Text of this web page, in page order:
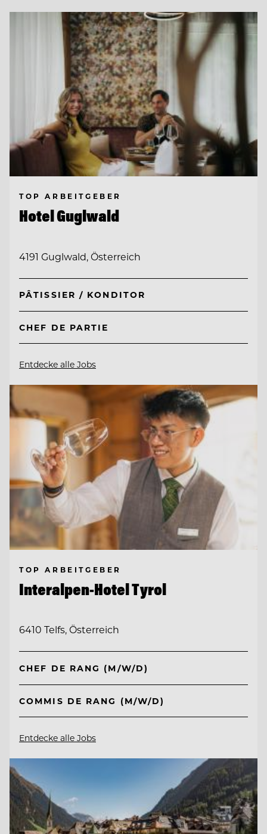
TOP ARBEITGEBER
Hotel Guglwald
4191 Guglwald, Österreich
PÂTISSIER / KONDITOR
CHEF DE PARTIE
Entdecke alle Jobs
TOP ARBEITGEBER
Interalpen-Hotel Tyrol
6410 Telfs, Österreich
CHEF DE RANG (M/W/D)
COMMIS DE RANG (M/W/D)
Entdecke alle Jobs